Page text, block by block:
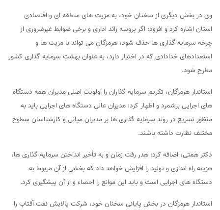
وی در بخش دیگری از سخنان خود، به مزیت های منطقه ای و اقتصادی
استان اشاره کرد و افزود: اگر پروسه زائد اداری و برخی ضوابط غیرضروری از
چرخه سرمایه گذاری ها حذف شود، هرمزگان می تواند با مزیت ها و
استعدادهای خدادادی که در اختیار دارد، به عنوان بهشت سرمایه گذاری کشور
مطرح شود.
استاندار هرمزگان، تکریم سرمایه گذاران را اولویت اصلی مدیران همه دستگاه
های اجرایی برشمرد و اظهار کرد: مدیران عالی دستگاه های اجرایی باید به
منظور تسریع در روند سرمایه گذاری ها بر مدیران میانی و کارشناسان سطوح
مختلف نظارت داشته باشند.
دکتر همتی، اضافه کرد: هدر رفت زمان و به تأخیر انداختن سرمایه گذاری ها،
هزینه راه اندازی و تولید را افزایش خواهد داد که بخشی از آن مربوط به
دستگاه های اجرایی است و باید این موانع را احصاء و از آن پیشگیری کرد.
استاندار هرمزگان در بخش پایانی سخنان خود، شرکت پالایش نفت آفتاب را